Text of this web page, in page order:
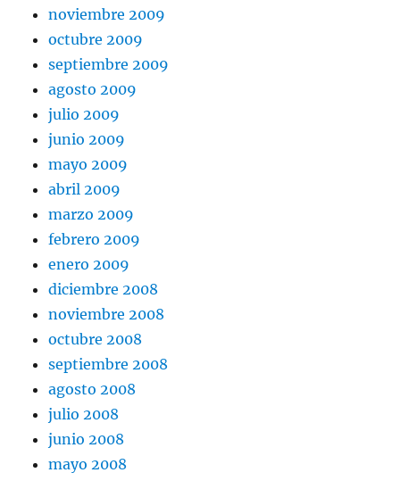
noviembre 2009
octubre 2009
septiembre 2009
agosto 2009
julio 2009
junio 2009
mayo 2009
abril 2009
marzo 2009
febrero 2009
enero 2009
diciembre 2008
noviembre 2008
octubre 2008
septiembre 2008
agosto 2008
julio 2008
junio 2008
mayo 2008